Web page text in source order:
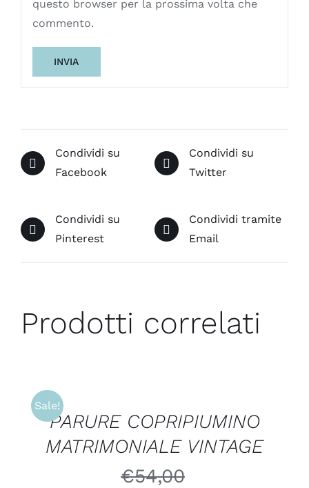
questo browser per la prossima volta che
commento.
Condividi su
Facebook
Condividi su
Twitter
Condividi su
Pinterest
Condividi tramite
Email
Prodotti correlati
Sale!
CARRELLO
/
DETTAGLIPARURE COPRIPIUMINO
MATRIMONIALE VINTAGE
€54,00